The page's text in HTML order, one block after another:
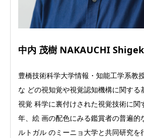
中内 茂樹 NAKAUCHI
豊橋技術科学大学情報・知能工学系教
な どの視知覚や視覚認知機構に関する
視覚 科学に裏付けされた視覚技術に関
年、絵 画の配色にみる鑑賞者の普遍的
ルトガル のミーニョ大学と共同研究を